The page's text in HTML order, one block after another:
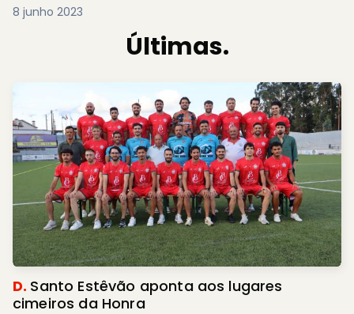
8 junho 2023
Últimas.
D. Santo Estêvão aponta aos lugares
cimeiros da Honra